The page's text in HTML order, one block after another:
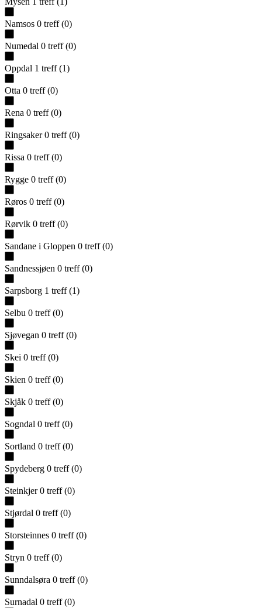
Namsos 0 treff (0)
Numedal 0 treff (0)
Oppdal 1 treff (1)
Otta 0 treff (0)
Rena 0 treff (0)
Ringsaker 0 treff (0)
Rissa 0 treff (0)
Rygge 0 treff (0)
Røros 0 treff (0)
Rørvik 0 treff (0)
Sandane i Gloppen 0 treff (0)
Sandnessjøen 0 treff (0)
Sarpsborg 1 treff (1)
Selbu 0 treff (0)
Sjøvegan 0 treff (0)
Skei 0 treff (0)
Skien 0 treff (0)
Skjåk 0 treff (0)
Sogndal 0 treff (0)
Sortland 0 treff (0)
Spydeberg 0 treff (0)
Steinkjer 0 treff (0)
Stjørdal 0 treff (0)
Storsteinnes 0 treff (0)
Stryn 0 treff (0)
Sunndalsøra 0 treff (0)
Surnadal 0 treff (0)